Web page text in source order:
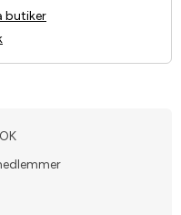
butiker